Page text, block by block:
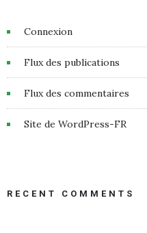
Connexion
Flux des publications
Flux des commentaires
Site de WordPress-FR
RECENT COMMENTS